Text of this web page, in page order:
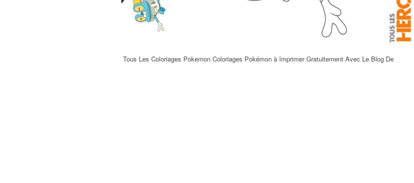
Tous Les Coloriages Pokemon Coloriages Pokémon à Imprimer Gratuitement Avec Le Blog De